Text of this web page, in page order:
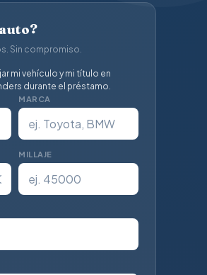
Sin compromiso.
mi vehículo y mi título en
durante el préstamo.
MARCA
MILLAJE